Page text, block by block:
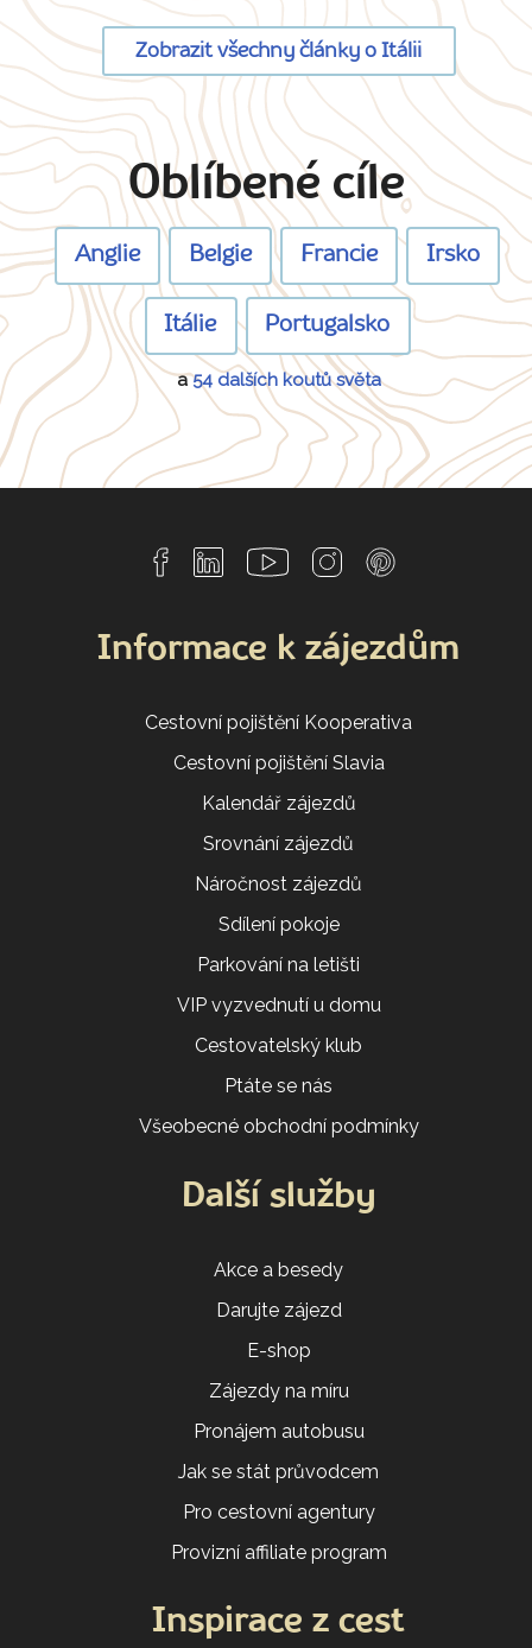
Zobrazit všechny články o Itálii
Oblíbené cíle
Anglie Belgie Francie Irsko
Itálie Portugalsko
a54 dalších koutů světa
Informace k zájezdům
Cestovní pojištění Kooperativa
Cestovní pojištění Slavia
Kalendář zájezdů
Srovnání zájezdů
Náročnost zájezdů
Sdílení pokoje
Parkování na letišti
VIP vyzvednutí u domu
Cestovatelský klub
Ptáte se nás
Všeobecné obchodní podmínky
Další služby
Akce a besedy
Darujte zájezd
E-shop
Zájezdy na míru
Pronájem autobusu
Jak se stát průvodcem
Pro cestovní agentury
Provizní affiliate program
Inspirace z cest